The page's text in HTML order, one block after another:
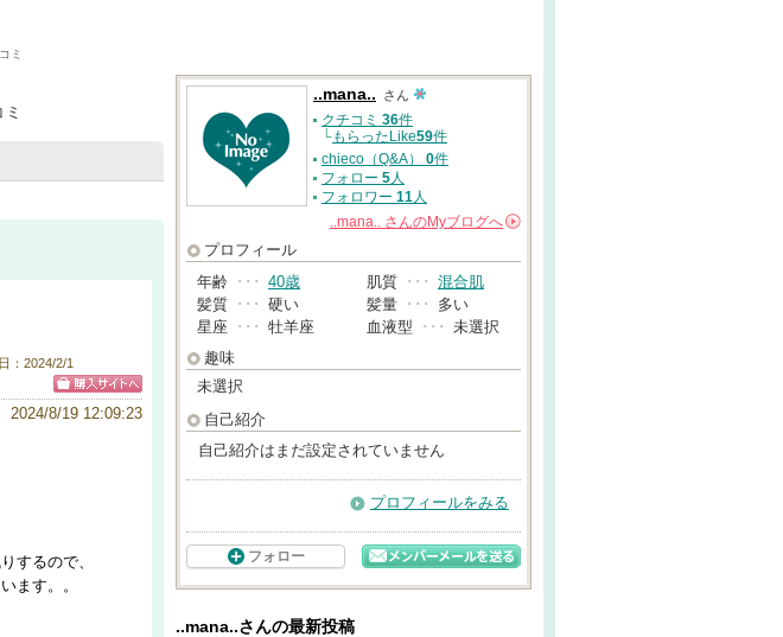
ミ
：2024/2/1
2024/8/19 12:09:23
するので、
ます。。
..mana.. さん
クチコミ 36件
└もらったLike59件
chieco（Q&A） 0件
フォロー 5人
フォロワー 11人
..mana.. さんのMyブログへ
プロフィール
年齢 ･･･ 40歳 肌質 ･･･ 混合肌
髪質 ･･･ 硬い 髪量 ･･･
多い
星座 ･･･ 牡羊座 血液型 ･･･ 未選択
趣味
未選択
自己紹介
自己紹介はまだ設定されていません
プロフィールをみる
フォロー
..mana..さんの最新投稿